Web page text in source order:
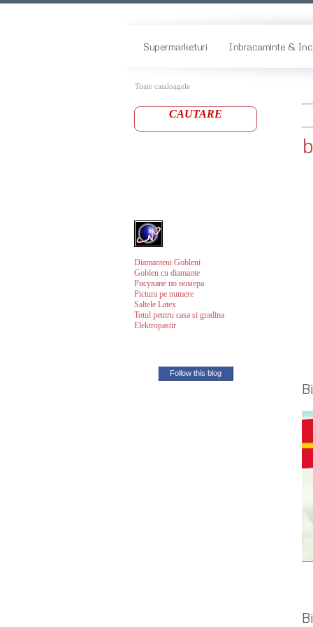
Supermarketuri Inbracaminte &
Toate cataloagele
CAUTARE
Diamanteni Gobleni
Goblen cu diamante
Рисуване по номера
Pictura pe numere
Saltele Latex
Totul pentru casa si gradina
Elektropastir
Follow this blog